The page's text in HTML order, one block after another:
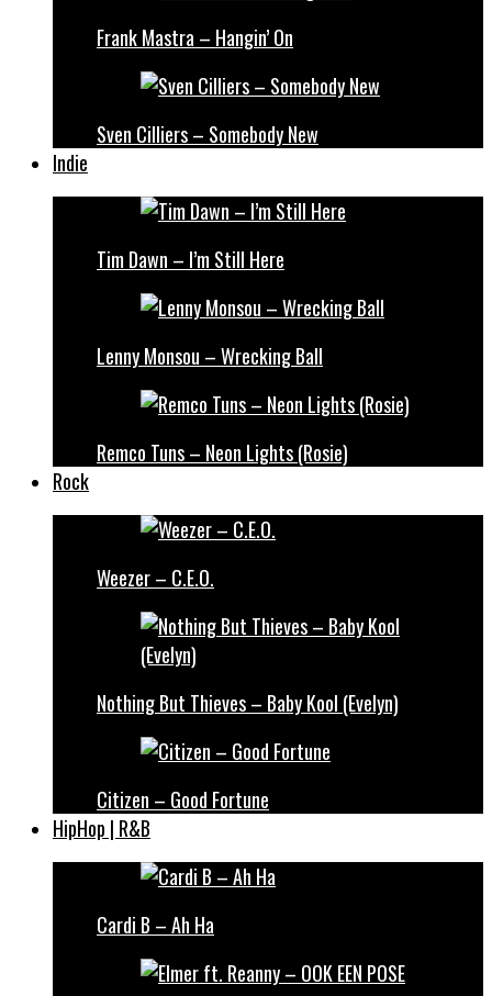
Frank Mastra – Hangin’ On
Sven Cilliers – Somebody New
Indie
Tim Dawn – I’m Still Here
Lenny Monsou – Wrecking Ball
Remco Tuns – Neon Lights (Rosie)
Rock
Weezer – C.E.O.
Nothing But Thieves – Baby Kool (Evelyn)
Citizen – Good Fortune
HipHop | R&B
Cardi B – Ah Ha